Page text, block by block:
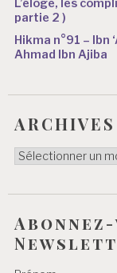
partie 2 )
Hikma n°91 –
Ahmad Ibn Ajiba
ARCHIVES
ARCHIVES